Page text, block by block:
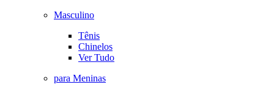
Masculino
Tênis
Chinelos
Ver Tudo
para Meninas